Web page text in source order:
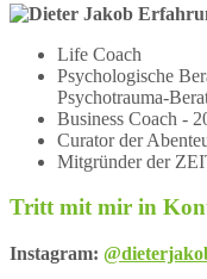
Life Coach
Psychologische
Psychotrauma-
Business Coach -
Curator der
Mitgründer der
Tritt mit mir in
Instagram: